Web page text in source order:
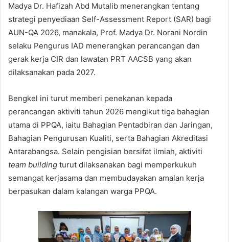
Madya Dr. Hafizah Abd Mutalib menerangkan tentang
strategi penyediaan Self-Assessment Report (SAR) bagi
AUN-QA 2026, manakala, Prof. Madya Dr. Norani Nordin
selaku Pengurus IAD menerangkan perancangan dan
gerak kerja CIR dan lawatan PRT AACSB yang akan
dilaksanakan pada 2027.
Bengkel ini turut memberi penekanan kepada
perancangan aktiviti tahun 2026 mengikut tiga bahagian
utama di PPQA, iaitu Bahagian Pentadbiran dan Jaringan,
Bahagian Pengurusan Kualiti, serta Bahagian Akreditasi
Antarabangsa. Selain pengisian bersifat ilmiah, aktiviti
team building turut dilaksanakan bagi memperkukuh
semangat kerjasama dan membudayakan amalan kerja
berpasukan dalam kalangan warga PPQA.